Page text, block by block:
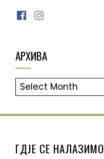
Facebook
Instagram
АРХИВА
АРХИВА
ГДЈЕ СЕ НАЛАЗИМО